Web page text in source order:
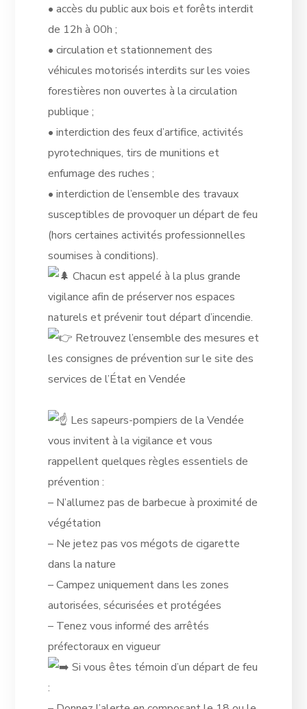
• accès du public aux bois et forêts interdit
de 12h à 00h ;
• circulation et stationnement des
véhicules motorisés interdits sur les voies
forestières non ouvertes à la circulation
publique ;
• interdiction des feux d’artifice, activités
pyrotechniques, tirs de munitions et
enfumage des ruches ;
• interdiction de l’ensemble des travaux
susceptibles de provoquer un départ de feu
(hors certaines activités professionnelles
soumises à conditions).
Chacun est appelé à la plus grande
vigilance afin de préserver nos espaces
naturels et prévenir tout départ d’incendie.
Retrouvez l’ensemble des mesures et
les consignes de prévention sur le site des
services de l’État en Vendée
Les sapeurs-pompiers de la Vendée
vous invitent à la vigilance et vous
rappellent quelques règles essentiels de
prévention :
– N’allumez pas de barbecue à proximité de
végétation
– Ne jetez pas vos mégots de cigarette
dans la nature
– Campez uniquement dans les zones
autorisées, sécurisées et protégées
– Tenez vous informé des arrêtés
préfectoraux en vigueur
Si vous êtes témoin d’un départ de feu
: